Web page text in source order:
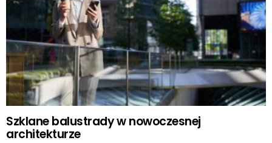
Szklane balustrady w nowoczesnej
architekturze